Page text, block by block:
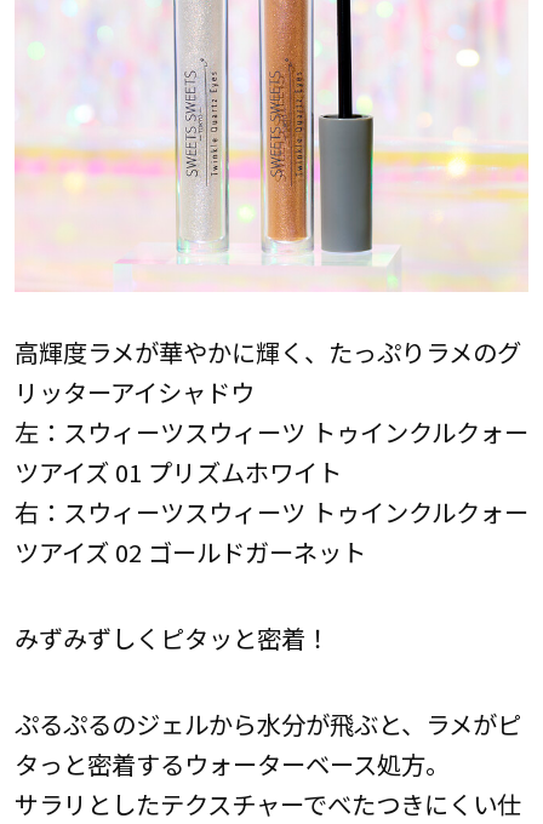
高輝度ラメが華やかに輝く、たっぷりラメのグ
リッターアイシャドウ
左：スウィーツスウィーツ トゥインクルクォー
ツアイズ 01 プリズムホワイト
右：スウィーツスウィーツ トゥインクルクォー
ツアイズ 02 ゴールドガーネット
みずみずしくピタッと密着！
ぷるぷるのジェルから水分が飛ぶと、ラメがピ
タっと密着するウォーターベース処方。
サラリとしたテクスチャーでべたつきにくい仕